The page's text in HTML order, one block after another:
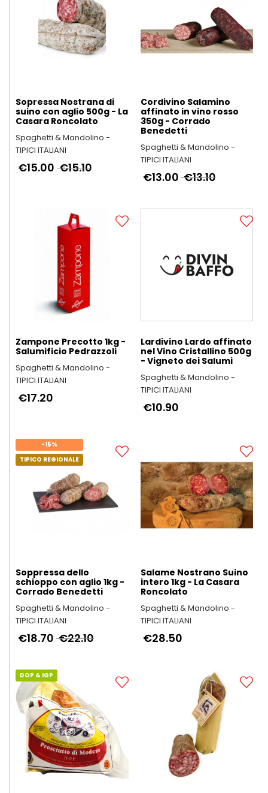
Sopressa Nostrana di
suino con aglio 500g - La
Casara Roncolato
Spaghetti & Mandolino -
TIPICI ITALIANI
€15.10
€15.00
Cordivino Salamino
affinato in vino rosso
350g - Corrado
Benedetti
Spaghetti & Mandolino -
TIPICI ITALIANI
€13.10
€13.00
Zampone Precotto 1kg -
Salumificio Pedrazzoli
Spaghetti & Mandolino -
TIPICI ITALIANI
€17.20
Lardivino Lardo affinato
nel Vino Cristallino 500g
- Vigneto dei Salumi
Spaghetti & Mandolino -
TIPICI ITALIANI
€10.90
-15%
TIPICO REGIONALE
Soppressa dello
schioppo con aglio 1kg -
Corrado Benedetti
Spaghetti & Mandolino -
TIPICI ITALIANI
€22.10
€18.70
Salame Nostrano Suino
intero 1kg - La Casara
Roncolato
Spaghetti & Mandolino -
TIPICI ITALIANI
€28.50
DOP & IGP